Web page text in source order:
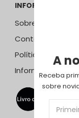
INFORMAÇÕES
Sobre Nós
Contactos
Política de
Informação
A
Receba
sobre